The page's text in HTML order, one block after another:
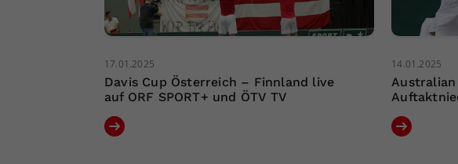
17.01.2025
Davis Cup Österreich – Finnland live
auf ORF SPORT+ und ÖTV TV
14.01.2025